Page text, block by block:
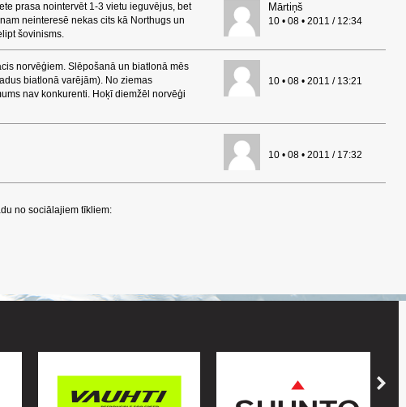
prasa nointervēt 1-3 vietu ieguvējus, bet
neinteresē nekas cits kā Northugs un
šovinisms.
Mārtiņš
10 • 08 • 2011 / 12:34
norvēģiem. Slēpošanā un biatlonā mēs
biatlonā varējām). No ziemas
nav konkurenti. Hoķī diemžēl norvēģi
10 • 08 • 2011 / 13:21
10 • 08 • 2011 / 17:32
no sociālajiem tīkliem: